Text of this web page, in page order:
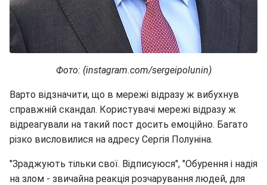
Фото: (instagram.com/sergeipolunin)
Варто відзначити, що в мережі відразу ж вибухнув
справжній скандал. Користувачі мережі відразу ж
відреагували на такий пост досить емоційно. Багато
різко висловилися на адресу Сергія Полуніна.
"Зраджують тільки свої. Відписуюся", "Обурення і надія
на злом - звичайна реакція розчарування людей, для